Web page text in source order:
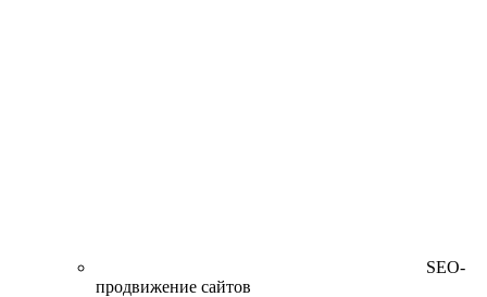
SEO-
продвижение сайтов